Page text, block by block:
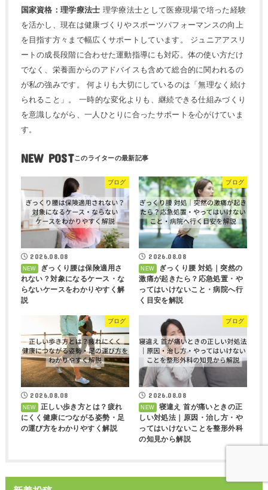
国家資格：理学療法士 理学療法士として医療現場で培った経験
を活かし、現在は健康づくりやスポーツパフォーマンスの向上
を目指す方々まで幅広くサポートしています。 ジュニアアスリ
ートの成長段階に合わせた運動指導にも対応。体の使い方だけ
でなく、栄養面からのアドバイスも含めて総合的に関われるの
が私の強みです。 何よりも大切にしているのは「無理なく続け
られること」。 一時的な変化よりも、継続できる仕組みづくり
を意識しながら、一人ひとりに合ったサポートを心がけていま
す。
NEW POST
ブログ
2026.08.08
ぎっくり腰は保険適用さ
れない？対象になるケース・な
らないケースをわかりやすく解
説
ブログ
2026.08.08
ぎっくり腰 対処｜突然の
激痛が起きたら？応急処置・や
ってはいけないこと・病院へ行
く目安を解説
ブログ
2026.08.08
正しい歩き方とは？疲れ
にくく健康につながる姿勢・足
の運び方をわかりやすく解説
ブログ
2026.08.08
寝違え 首が痛いときの正
しい対処法｜原因・治し方・や
ってはいけないことを整形外科
の知見から解説